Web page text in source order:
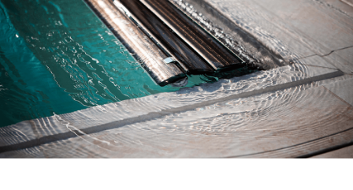
NYEREMÉNYJÁTÉK / REGISZTRÁCIÓ